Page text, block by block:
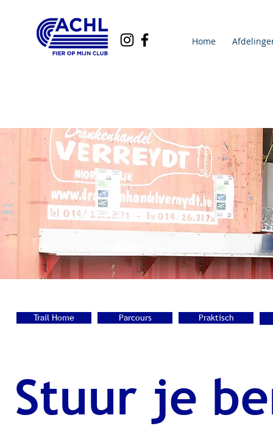
Home
Trail Home Parcours Praktisch
Stuur je